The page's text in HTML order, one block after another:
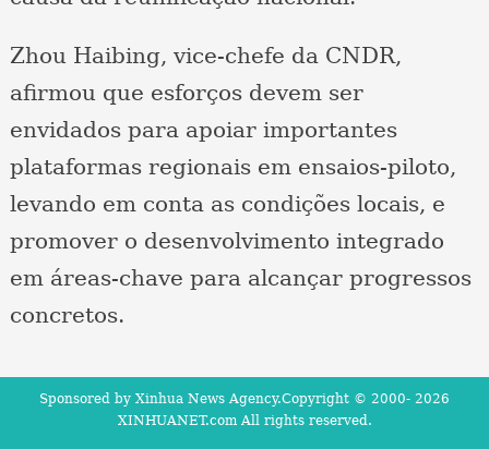
Zhou Haibing, vice-chefe da CNDR,
afirmou que esforços devem ser
envidados para apoiar importantes
plataformas regionais em ensaios-piloto,
levando em conta as condições locais, e
promover o desenvolvimento integrado
em áreas-chave para alcançar progressos
concretos.
Sponsored by Xinhua News Agency.Copyright © 2000- 2026
XINHUANET.com All rights reserved.